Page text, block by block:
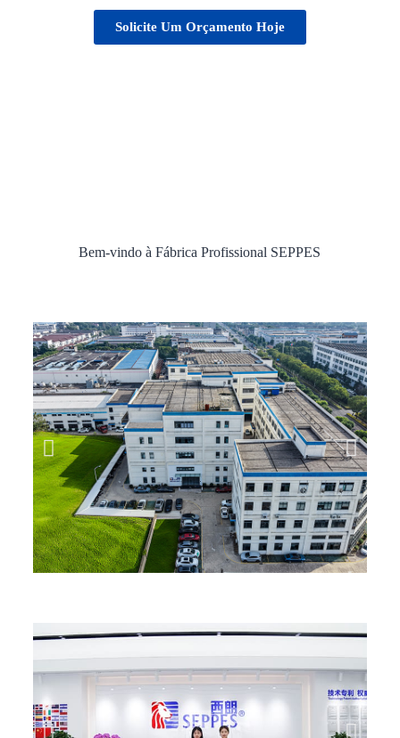
Solicite Um Orçamento Hoje
Bem-vindo à Fábrica Profissional SEPPES